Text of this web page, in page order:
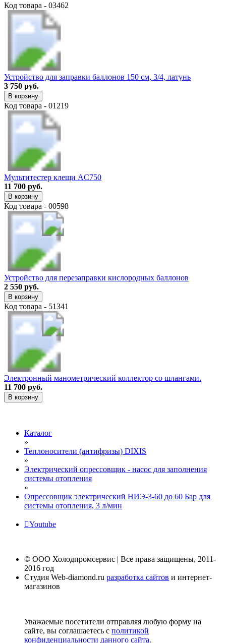
Код товара - 03462
Устройство для заправки баллонов 150 см, 3/4, латунь
3 750 руб.
В корзину
Код товара - 01219
Мультитестер клещи AC750
11 700 руб.
В корзину
Код товара - 00598
Устройство для перезаправки кислородных баллонов
2 550 руб.
В корзину
Код товара - 51341
Электронный манометрический коллектор со шлангами.
11 700 руб.
В корзину
Каталог
»
Теплоносители (антифризы) DIXIS
»
Электрический опрессовщик - насос для заполнения
системы отопления
»
Опрессовщик электрический НИЭ-3-60 до 60 Бар для
системы отопления, 3 л/мин
Youtube
© ООО Холодпромсервис | Все права защищены, 2011-
2016 год
Студия Web-diamond.ru разработка сайтов и интернет-
магазинов
Уважаемые посетители отправляя любую форму на
сайте, вы соглашаетесь с политикой
конфиденциальности данного сайта.